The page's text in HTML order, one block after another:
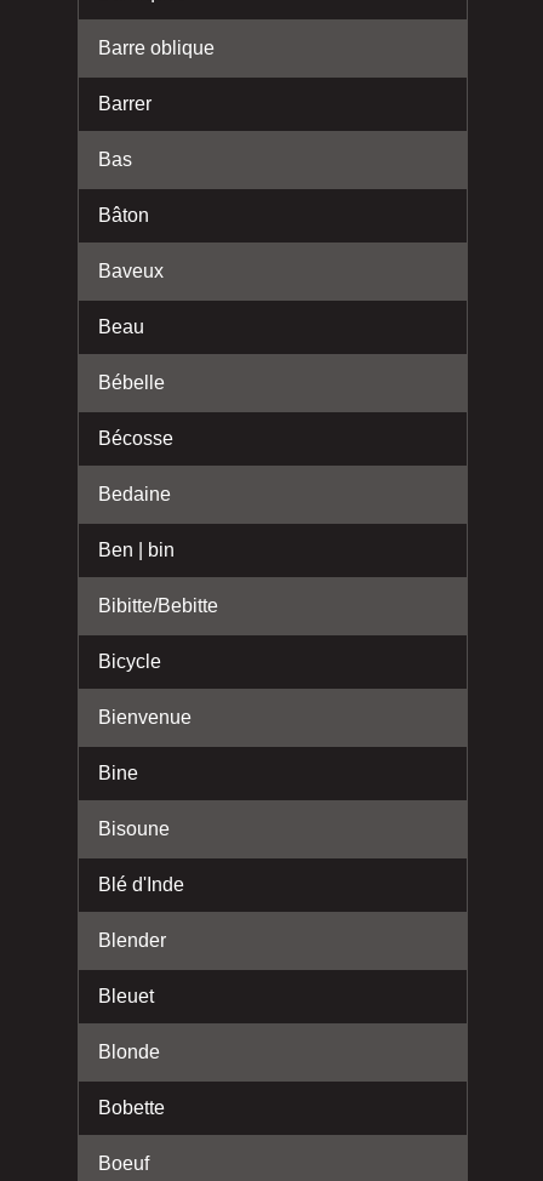
Barre oblique
Barrer
Bas
Bâton
Baveux
Beau
Bébelle
Bécosse
Bedaine
Ben | bin
Bibitte/Bebitte
Bicycle
Bienvenue
Bine
Bisoune
Blé d'Inde
Blender
Bleuet
Blonde
Bobette
Boeuf